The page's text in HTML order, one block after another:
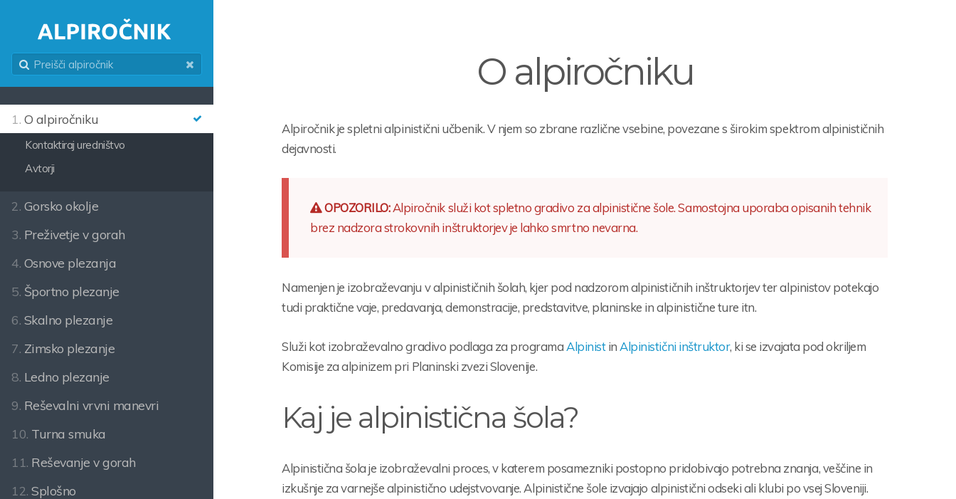
1. O alpiročniku
Kontaktiraj uredništvo
Avtorji
2. Gorsko okolje
3. Preživetje v gorah
4. Osnove plezanja
5. Športno plezanje
6. Skalno plezanje
7. Zimsko plezanje
8. Ledno plezanje
9. Reševalni vrvni manevri
10. Turna smuka
11. Reševanje v gorah
12.Splošno
O alpiročniku
Alpiročnik je spletni alpinistični učbenik. V njem so zbrane različne vsebine, povezane s širokim spektrom alpinističnih
dejavnosti.
OPOZORILO:Alpiročnik služi kot spletno gradivo za alpinistične šole. Samostojna uporaba opisanih tehnik
brez nadzora strokovnih inštruktorjev je lahko smrtno nevarna.
Namenjen je izobraževanju v alpinističnih šolah, kjer pod nadzorom alpinističnih inštruktorjev ter alpinistov potekajo
tudi praktične vaje, predavanja, demonstracije, predstavitve, planinske in alpinistične ture itn.
Služi kot izobraževalno gradivo podlaga za programa Alpinistin Alpinistični inštruktor, ki se izvajata pod okriljem
Komisije za alpinizem pri Planinski zvezi Slovenije.
Kaj je alpinistična šola?
Alpinistična šola je izobraževalni proces, v katerem posamezniki postopno pridobivajo potrebna znanja, veščine in
izkušnje za varnejše alpinistično udejstvovanje. Alpinistične šole izvajajo alpinistični odseki ali klubi po vsej Sloveniji.